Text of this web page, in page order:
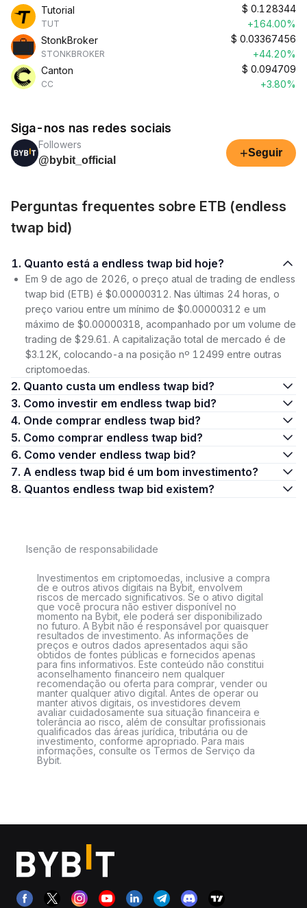
Tutorial
TUT
$ 0.128344
+164.00%
StonkBroker
STONKBROKER
$ 0.03367456
+44.20%
Canton
CC
$ 0.094709
+3.80%
Siga-nos nas redes sociais
Followers
@bybit_official
+Seguir
Perguntas frequentes sobre ETB (endless
twap bid)
1. Quanto está a endless twap bid hoje?
Em 9 de ago de 2026, o preço atual de trading de endless
twap bid (ETB) é $0.00000312. Nas últimas 24 horas, o
preço variou entre um mínimo de $0.00000312 e um
máximo de $0.00000318, acompanhado por um volume de
trading de $29.61. A capitalização total de mercado é de
$3.12K, colocando-a na posição nº 12499 entre outras
criptomoedas.
2. Quanto custa um endless twap bid?
3. Como investir em endless twap bid?
4. Onde comprar endless twap bid?
5. Como comprar endless twap bid?
6. Como vender endless twap bid?
7. A endless twap bid é um bom investimento?
8. Quantos endless twap bid existem?
Isenção de responsabilidade
Investimentos em criptomoedas, inclusive a compra
de e outros ativos digitais na Bybit, envolvem
riscos de mercado significativos. Se o ativo digital
que você procura não estiver disponível no
momento na Bybit, ele poderá ser disponibilizado
no futuro. A Bybit não é responsável por quaisquer
resultados de investimento. As informações de
preços e outros dados apresentados aqui são
obtidos de fontes públicas e fornecidos apenas
para fins informativos. Este conteúdo não constitui
aconselhamento financeiro nem qualquer
recomendação ou oferta para comprar, vender ou
manter qualquer ativo digital. Antes de operar ou
manter ativos digitais, os investidores devem
avaliar cuidadosamente sua situação financeira e
tolerância ao risco, além de consultar profissionais
qualificados das áreas jurídica, tributária ou de
investimento, conforme apropriado. Para mais
informações, consulte os Termos de Serviço da
Bybit.